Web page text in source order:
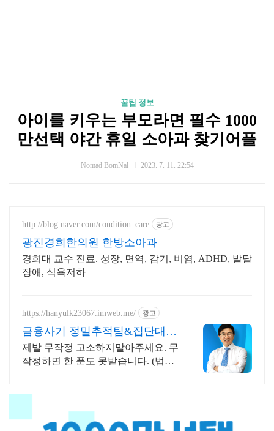
꿀팁 정보
아이를 키우는 부모라면 필수 1000
만선택 야간 휴일 소아과 찾기어플
Nomad BomNal 2023. 7. 11. 22:54
http://blog.naver.com/condition_care 광고
광진경희한의원 한방소아과
경희대 교수 진료. 성장, 면역, 감기, 비염, ADHD, 발달
장애, 식욕저하
https://hanyulk23067.imweb.me/ 광고
금융사기 정밀추적팀&집단대응
전액승소(3억7천) 사례보유
제발 무작정 고소하지말아주세요. 무
작정하면 한 푼도 못받습니다. (법무